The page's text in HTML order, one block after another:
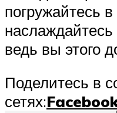
погружайтесь
ведь вы этого
Поделитесь в
сетях: